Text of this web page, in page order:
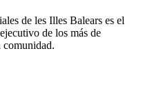
de les Illes Balears es el
de los más de
comunidad.